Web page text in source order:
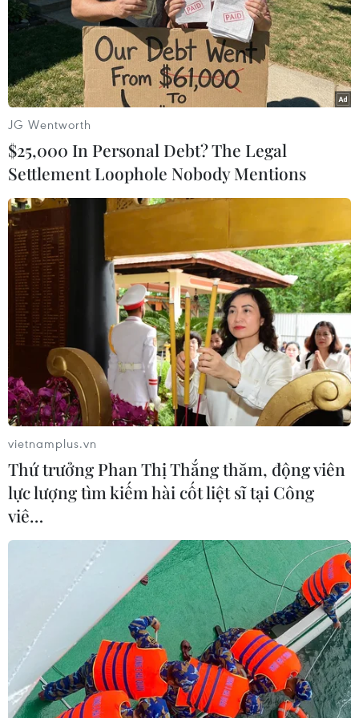
Trung Quốc hoàn thành bản đồ địa
chất mới của toàn bộ Mặt Trăng
07/08/2026 08:52
Australia đề cao hợp tác với Việt Nam
vì hòa bình, ổn định và thịnh vượng
07/08/2026 07:09
Cựu Đại sứ Australia: Tầm nhìn hợp
tác mới cho quan hệ Việt Nam-
Australia
07/08/2026 05:00
Hãng hàng không Air Premia của
Hàn Quốc nối lại đường bay
Incheon-TP Hồ Chí Minh
Mở ra giai đoạn triển khai thực chất
07/08/2026 01:27
Ấn Độ thử thành công tên lửa đạn
đạo Agni-4, tầm bắn 4.000 km
06/08/2026 23:17
JG Wentworth
$25,000 In Personal Debt? The Legal
Settlement Loophole Nobody Mentions
vietnamplus.vn
Thứ trưởng Phan Thị Thắng thăm, động viên
lực lượng tìm kiếm hài cốt liệt sĩ tại Công
viê…